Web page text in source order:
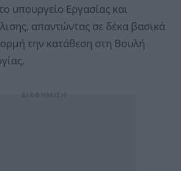
υπουργείο Εργασίας και
απαντώντας σε δέκα βασικά
την κατάθεση στη Βουλή